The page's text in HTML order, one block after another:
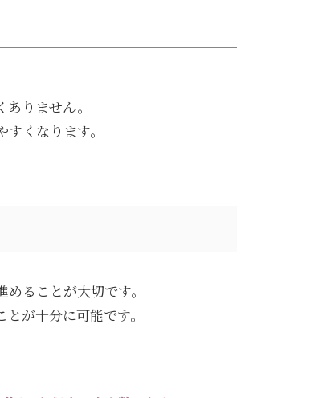
りません。
くなります。
ることが大切です。
が十分に可能です。